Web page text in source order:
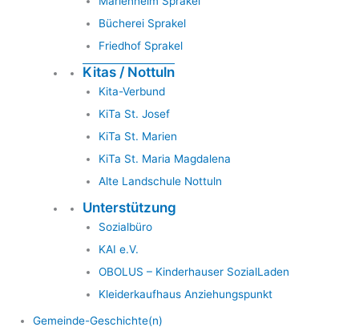
Bücherei Sprakel
Friedhof Sprakel
Kitas / Nottuln
Kita-Verbund
KiTa St. Josef
KiTa St. Marien
KiTa St. Maria Magdalena
Alte Landschule Nottuln
Unterstützung
Sozialbüro
KAI e.V.
OBOLUS – Kinderhauser SozialLaden
Kleiderkaufhaus Anziehungspunkt
Gemeinde-Geschichte(n)